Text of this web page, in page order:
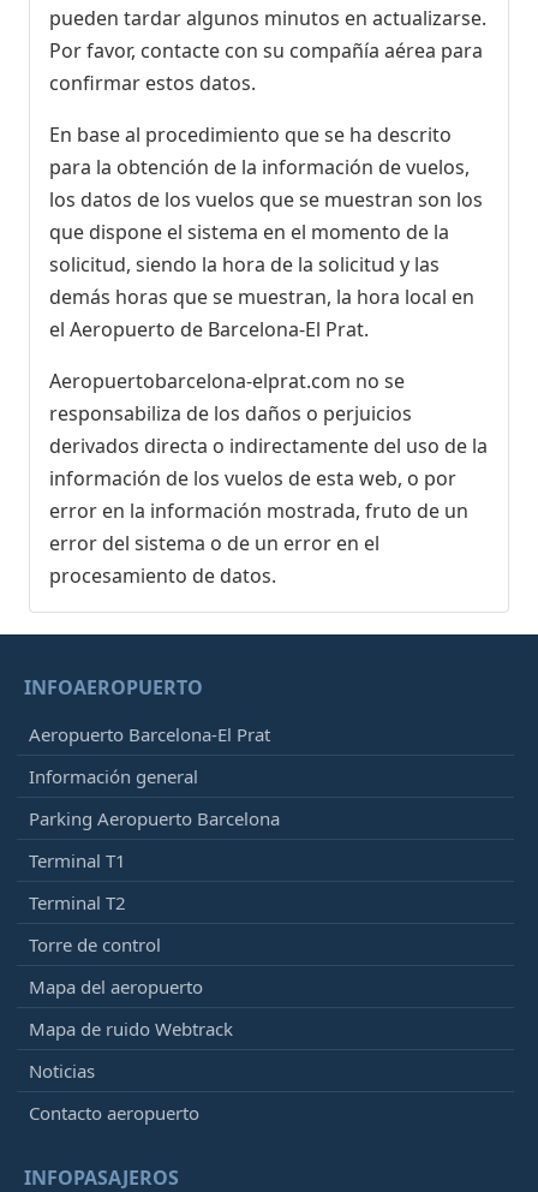
pueden tardar algunos minutos en actualizarse.
Por favor, contacte con su compañía aérea para
confirmar estos datos.
En base al procedimiento que se ha descrito
para la obtención de la información de vuelos,
los datos de los vuelos que se muestran son los
que dispone el sistema en el momento de la
solicitud, siendo la hora de la solicitud y las
demás horas que se muestran, la hora local en
el Aeropuerto de Barcelona-El Prat.
Aeropuertobarcelona-elprat.com no se
responsabiliza de los daños o perjuicios
derivados directa o indirectamente del uso de la
información de los vuelos de esta web, o por
error en la información mostrada, fruto de un
error del sistema o de un error en el
procesamiento de datos.
INFOAEROPUERTO
Aeropuerto Barcelona-El Prat
Información general
Parking Aeropuerto Barcelona
Terminal T1
Terminal T2
Torre de control
Mapa del aeropuerto
Mapa de ruido Webtrack
Noticias
Contacto aeropuerto
INFOPASAJEROS